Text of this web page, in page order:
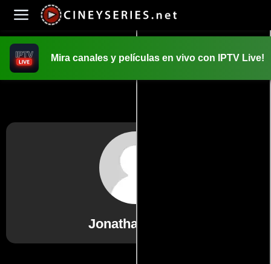
Mira canales y películas en vivo con IPTV Live!
Jonathan Filley